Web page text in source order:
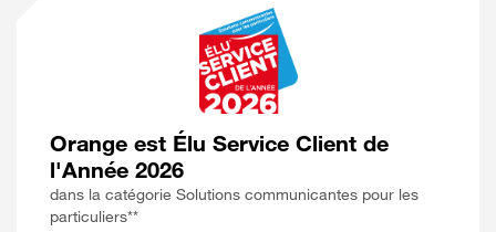
Orange est Élu Service Client de
l'Année 2026
dans la catégorie Solutions communicantes pour les
particuliers**